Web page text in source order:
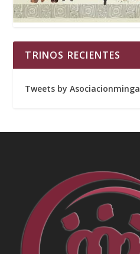
TRINOS RECIENTES
Tweets by Asociacionminga